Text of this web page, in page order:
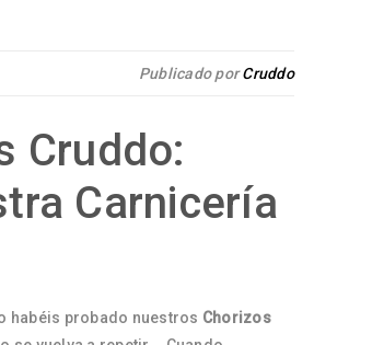
Publicado porCruddo
Cruddo:
Carnicería
habéis probado nuestros Chorizos